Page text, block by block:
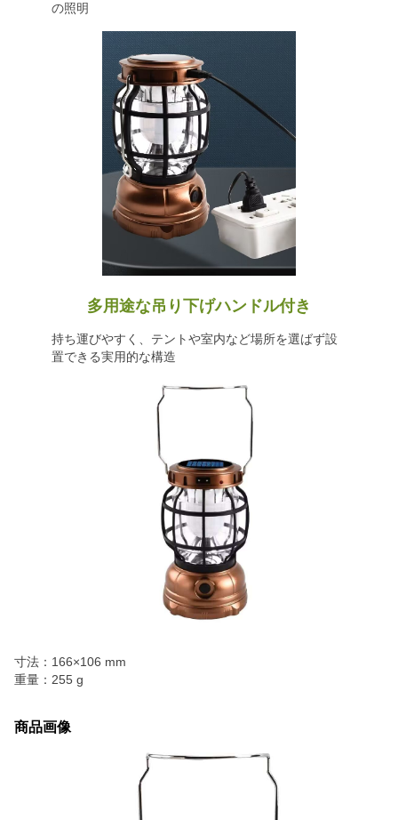
の照明
多用途な吊り下げハンドル付き
持ち運びやすく、テントや室内など場所を選ばず設
置できる実用的な構造
寸法：166×106 mm
重量：255 g
商品画像